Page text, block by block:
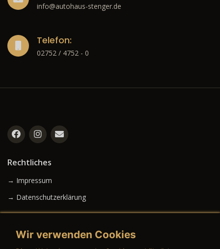
info@autohaus-stenger.de
Telefon:
02752 / 4752 - 0
Rechtliches
→ Impressum
→ Datenschutzerklärung
Wir verwenden Cookies